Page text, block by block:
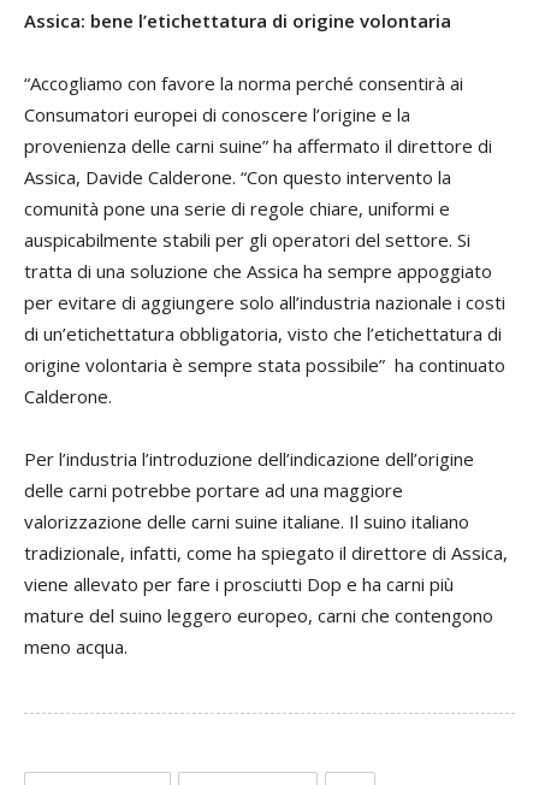
Assica: bene l’etichettatura di origine volontaria
“Accogliamo con favore la norma perché consentirà ai
Consumatori europei di conoscere l’origine e la
provenienza delle carni suine” ha affermato il direttore di
Assica, Davide Calderone. “Con questo intervento la
comunità pone una serie di regole chiare, uniformi e
auspicabilmente stabili per gli operatori del settore. Si
tratta di una soluzione che Assica ha sempre appoggiato
per evitare di aggiungere solo all’industria nazionale i costi
di un’etichettatura obbligatoria, visto che l’etichettatura di
origine volontaria è sempre stata possibile” ha continuato
Calderone.
Per l’industria l’introduzione dell’indicazione dell’origine
delle carni potrebbe portare ad una maggiore
valorizzazione delle carni suine italiane. Il suino italiano
tradizionale, infatti, come ha spiegato il direttore di Assica,
viene allevato per fare i prosciutti Dop e ha carni più
mature del suino leggero europeo, carni che contengono
meno acqua.